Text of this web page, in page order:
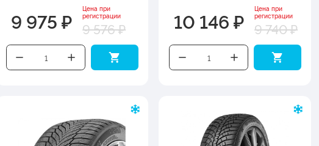
9 975 ₽
Цена при
регистрации
9 576 ₽ 10 146 ₽
Цена при
регистрации
9 740 ₽